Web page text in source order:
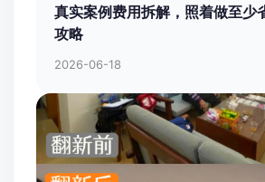
真实案例费用拆解，照着做至少
攻略
2026-06-18